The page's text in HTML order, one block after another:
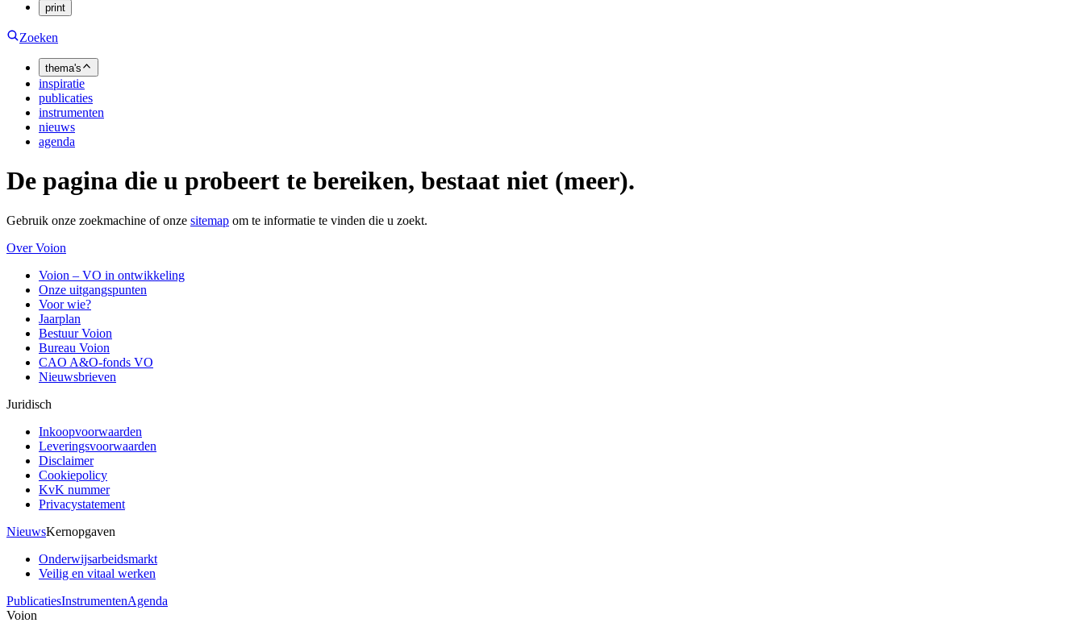
print
Zoeken
thema's
inspiratie
publicaties
instrumenten
nieuws
agenda
De pagina die u probeert te bereiken, bestaat niet (meer).
Gebruik onze zoekmachine of onze sitemap om te informatie te vinden die u zoekt.
Over Voion
Voion – VO in ontwikkeling
Onze uitgangspunten
Voor wie?
Jaarplan
Bestuur Voion
Bureau Voion
CAO A&O-fonds VO
Nieuwsbrieven
Juridisch
Inkoopvoorwaarden
Leveringsvoorwaarden
Disclaimer
Cookiepolicy
KvK nummer
Privacystatement
NieuwsKernopgaven
Onderwijsarbeidsmarkt
Veilig en vitaal werken
PublicatiesInstrumentenAgenda
Voion